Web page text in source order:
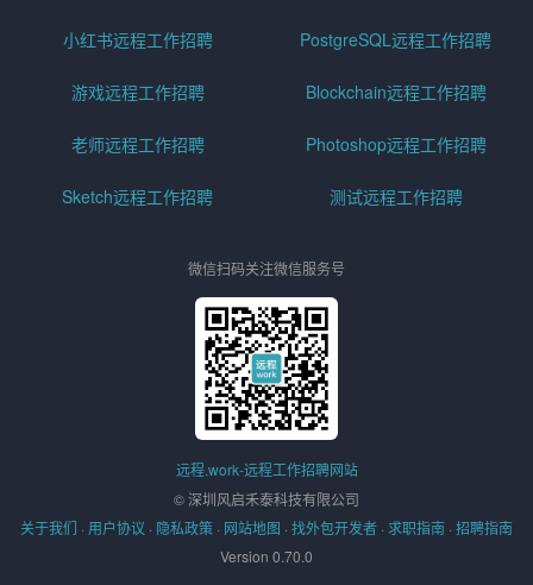
小红书远程工作招聘 PostgreSQL远程工作招聘
游戏远程工作招聘 Blockchain远程工作招聘
老师远程工作招聘 Photoshop远程工作招聘
Sketch远程工作招聘 测试远程工作招聘
微信扫码关注微信服务号
远程.work-远程工作招聘网站
© 深圳风启禾泰科技有限公司
关于我们 · 用户协议 · 隐私政策 · 网站地图 · 找外包开发者 · 求职指南 · 招聘指南
Version 0.70.0